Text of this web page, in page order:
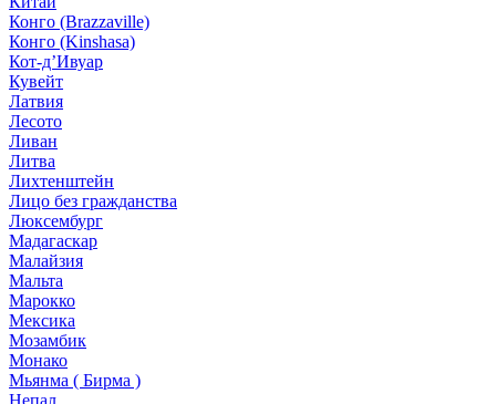
Конго (Brazzaville)
Конго (Kinshasa)
Кот-д’Ивуар
Кувейт
Латвия
Лесото
Ливан
Литва
Лихтенштейн
Лицо без гражданства
Люксембург
Мадагаскар
Малайзия
Мальта
Марокко
Мексика
Мозамбик
Монако
Мьянма ( Бирма )
Непал